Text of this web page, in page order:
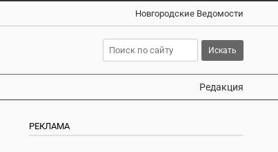
Новгородские Ведомости
Редакция
РЕКЛАМА